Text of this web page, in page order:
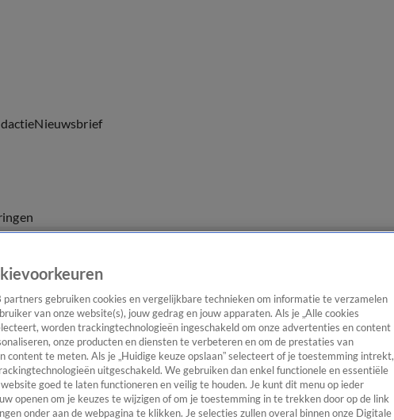
Nieuwsbrief
partners gebruiken cookies en vergelijkbare technieken om informatie te verzamelen
van onze website(s), jouw gedrag en jouw apparaten. Als je „Alle cookies
worden trackingtechnologieën ingeschakeld om onze advertenties en content
onze producten en diensten te verbeteren en om de prestaties van
content te meten. Als je „Huidige keuze opslaan” selecteert of je toestemming intrekt,
uitgeschakeld. We gebruiken dan enkel functionele en essentiële
goed te laten functioneren en veilig te houden. Je kunt dit menu op ieder
openen om je keuzes te wijzigen of om je toestemming in te trekken door op de link
onder aan de webpagina te klikken. Je selecties zullen overal binnen onze Digitale